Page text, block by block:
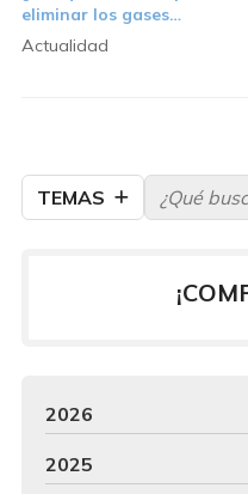
TEMAS
eliminar los gases
diariamente?
Actualidad
2026
2025